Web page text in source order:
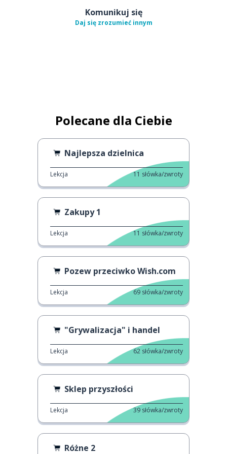
Komunikuj się
Daj się zrozumieć innym
Polecane dla Ciebie
Najlepsza dzielnica
Lekcja 11 słówka/zwroty
Zakupy 1
Lekcja 11 słówka/zwroty
Pozew przeciwko Wish.com
Lekcja 69 słówka/zwroty
"Grywalizacja" i handel
Lekcja 62 słówka/zwroty
Sklep przyszłości
Lekcja 39 słówka/zwroty
Różne 2